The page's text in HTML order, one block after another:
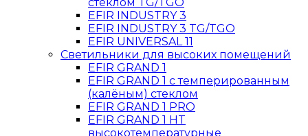
EFIR INDUSTRY 3
EFIR INDUSTRY 3 TG/TGO
EFIR UNIVERSAL 11
Светильники для высоких помещений
EFIR GRAND 1
EFIR GRAND 1 с темперированным
(калёным) стеклом
EFIR GRAND 1 PRO
EFIR GRAND 1 HT
высокотемпературные